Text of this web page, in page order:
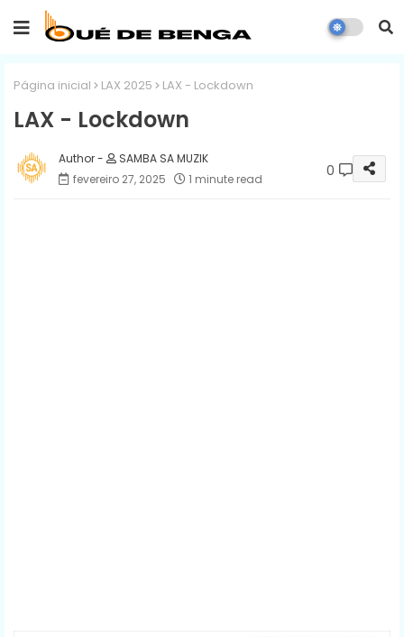
Página inicial LAX 2025 LAX - Lockdown
LAX - Lockdown
SAMBA SA MUZIK
fevereiro 27, 2025
1 minute read 0